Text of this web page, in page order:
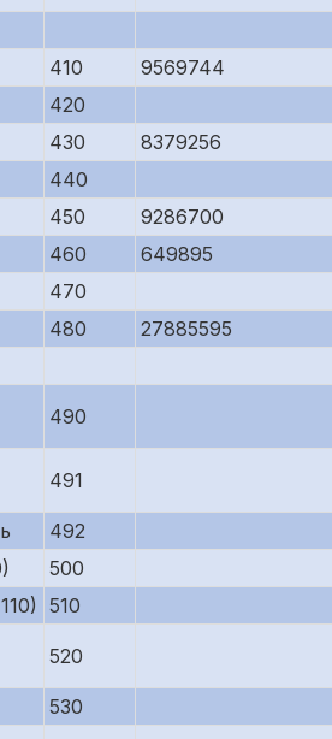
410 9569744
420
430 8379256
440
450 9286700
460 649895
470
480 27885595
490
491
492
500
510
520
530